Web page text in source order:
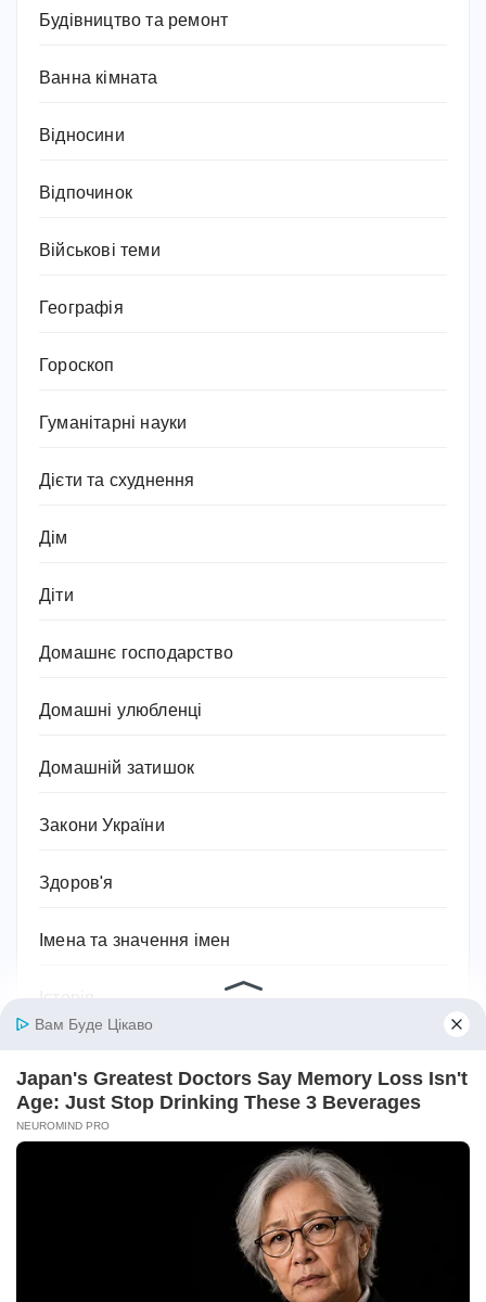
Будівництво та ремонт
Ванна кімната
Відносини
Відпочинок
Військові теми
Географія
Гороскоп
Гуманітарні науки
Дієти та схуднення
Дім
Діти
Домашнє господарство
Домашні улюбленці
Домашній затишок
Закони України
Здоров'я
Імена та значення імен
Квіти